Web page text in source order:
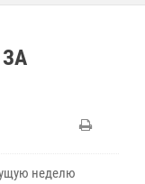
неделю